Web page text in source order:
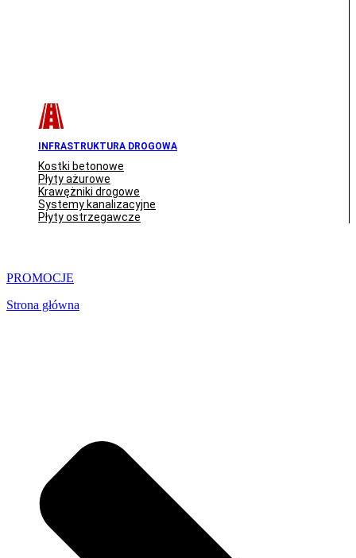
INFRASTRUKTURA DROGOWA
Kostki betonowe
Płyty ażurowe
Krawężniki drogowe
Systemy kanalizacyjne
Płyty ostrzegawcze
PROMOCJE
Strona główna